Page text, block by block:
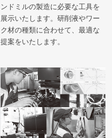
ンドミルの製造に必要な工具を
展示いたします。研削液やワー
ク材の種類に合わせて、最適な
提案をいたします。